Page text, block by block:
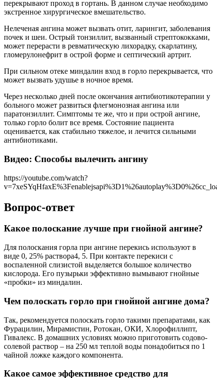
перекрывают проход в гортань. В данном случае необходимо
экстренное хирургическое вмешательство.
Нелеченая ангина может вызвать отит, ларингит, заболевания
почек и шеи. Острый тонзиллит, вызванный стрептококками,
может перерасти в ревматическую лихорадку, скарлатину,
гломерулонефрит в острой форме и септический артрит.
При сильном отеке миндалин вход в горло перекрывается, что
может вызвать удушье в ночное время.
Через несколько дней после окончания антибиотикотерапии у
больного может развиться флегмонозная ангина или
паратонзиллит. Симптомы те же, что и при острой ангине,
только горло болит все время. Состояние пациента
оценивается, как стабильно тяжелое, и лечится сильными
антибиотиками.
Видео: Способы вылечить ангину
https://youtube.com/watch?
Вопрос-ответ
Какое полоскание лучше при гнойной ангине?
Для полоскания горла при ангине перекись используют в
виде 0, 25% раствора4, 5. При контакте перекиси с
воспаленной слизистой выделяется большое количество
кислорода. Его пузырьки эффективно вымывают гнойные
«пробки» из миндалин.
Чем полоскать горло при гнойной ангине дома?
Так, рекомендуется полоскать горло такими препаратами, как
Фурацилин, Мирамистин, Ротокан, ОКИ, Хлорофиллипт,
Гивалекс. В домашних условиях можно приготовить содово-
солевой раствор – на 250 мл теплой воды понадобиться по 1
чайной ложке каждого компонента.
Какое самое эффективное средство для